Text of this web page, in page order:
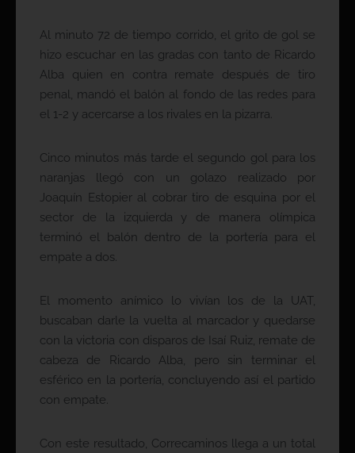
Al minuto 72 de tiempo corrido, el grito de gol se
hizo escuchar en las gradas con tanto de Ricardo
Alba quien en contra remate después de tiro
penal, mandó el balón al fondo de las redes para
el 1-2 y acercarse a los rivales en la pizarra.
Cinco minutos más tarde el segundo gol para los
naranjas llegó con un golazo realizado por
Joaquín Estopier al cobrar tiro de esquina por el
sector de la izquierda y de manera olímpica
terminó el balón dentro de la portería para el
empate a dos.
El momento anímico lo vivían los de la UAT,
buscaban darle la vuelta al marcador y quedarse
con la victoria con disparos de Isaí Ruiz, remate de
cabeza de Ricardo Alba, pero sin terminar el
esférico en la portería, concluyendo así el partido
con empate.
Con este resultado, Correcaminos llega a un total